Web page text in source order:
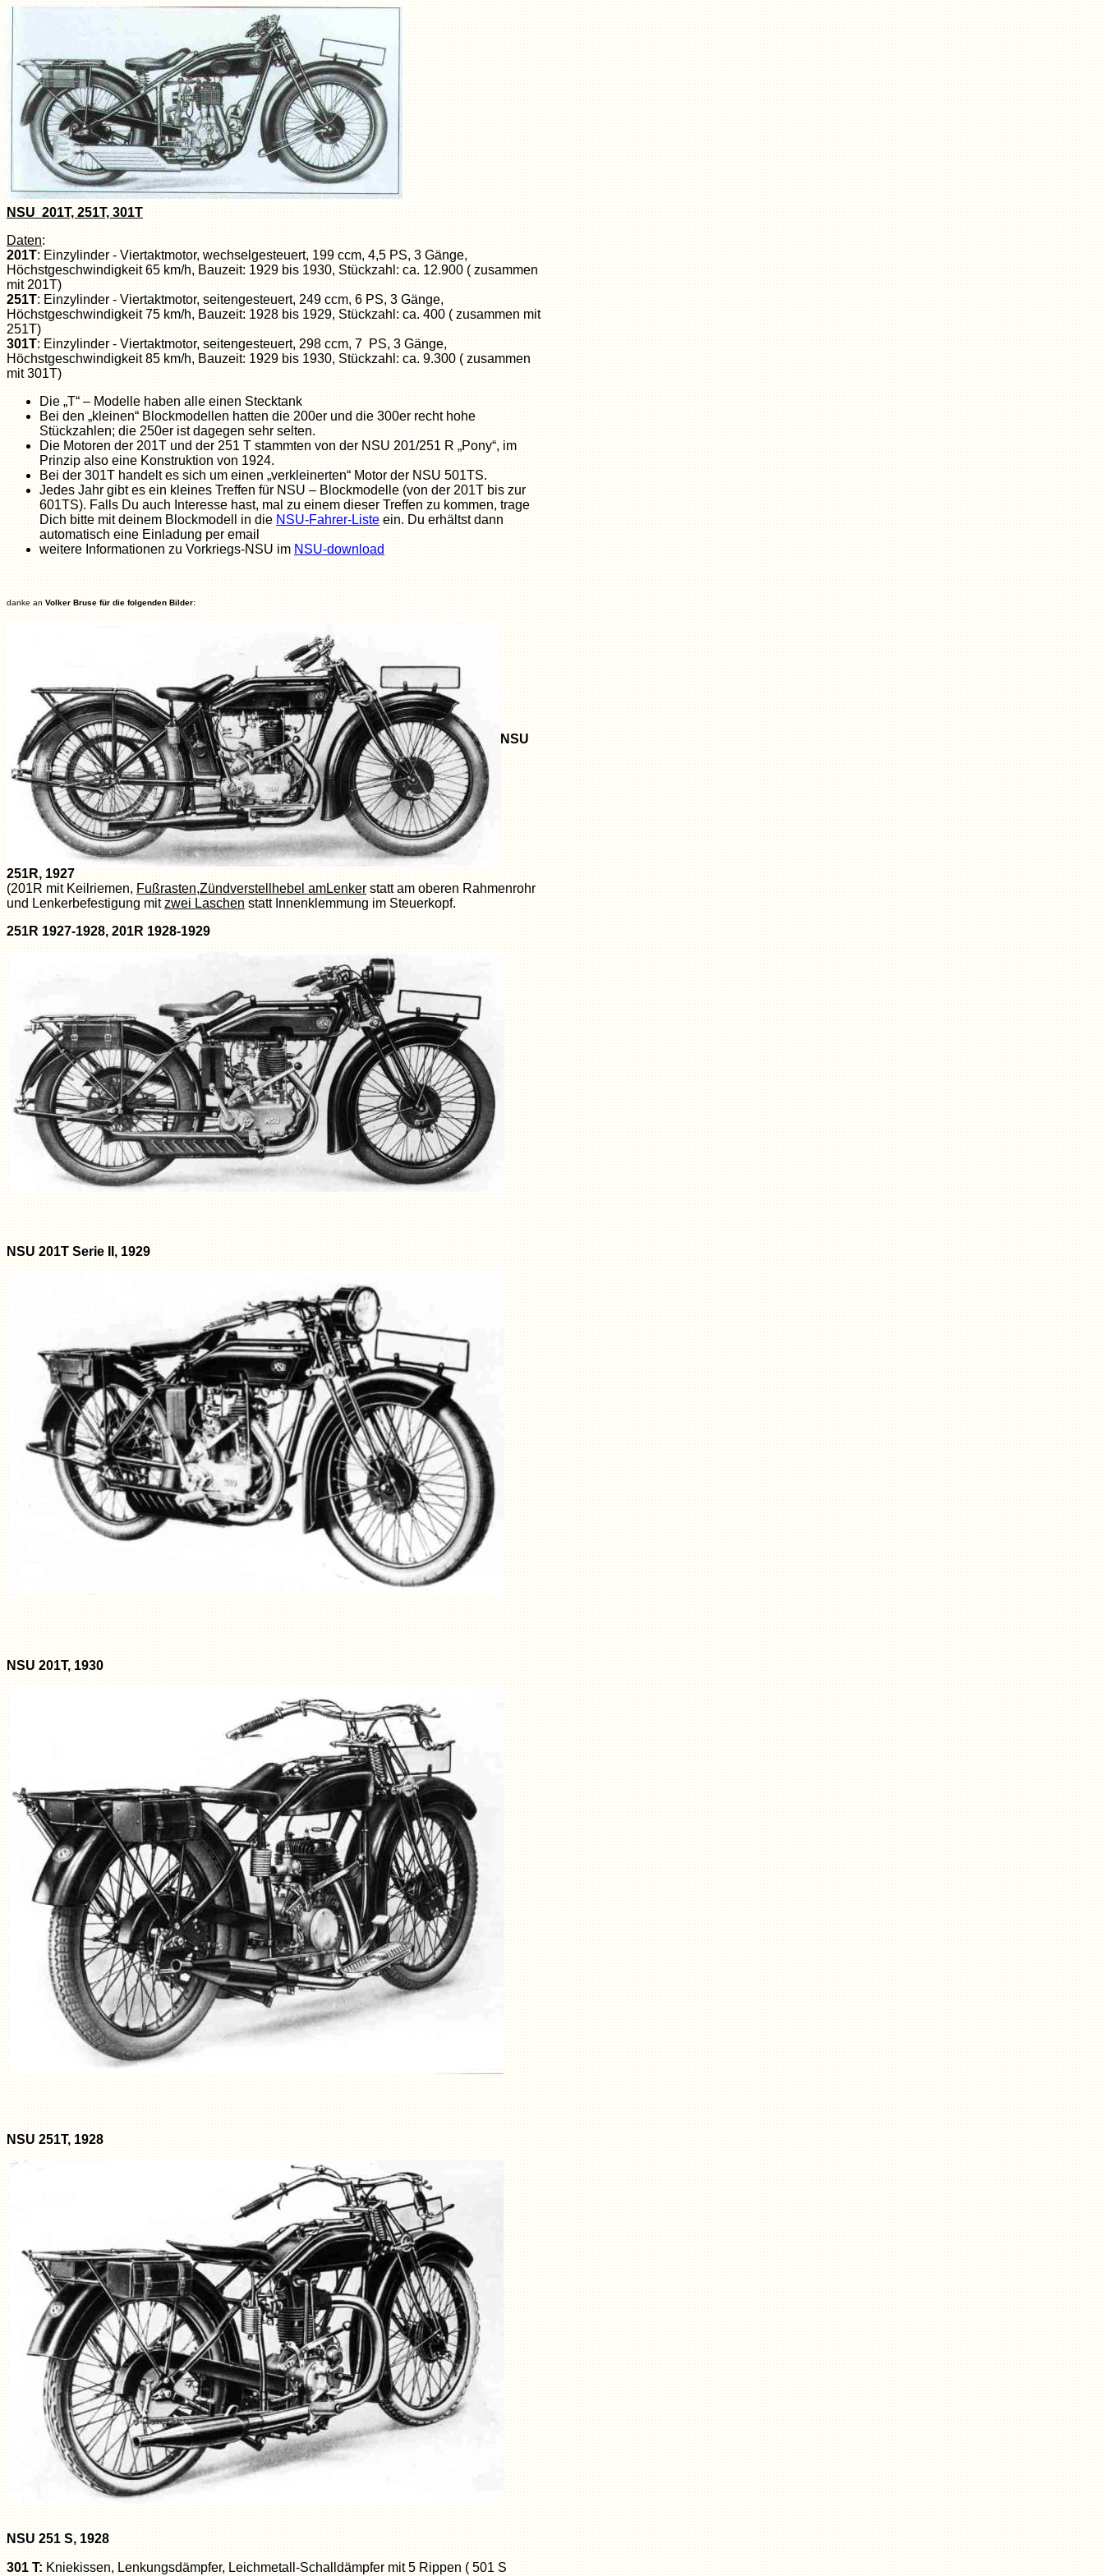
NSU 201T, 251T, 301T
Daten:
201T: Einzylinder - Viertaktmotor, wechselgesteuert, 199 ccm, 4,5 PS, 3 Gänge,
Höchstgeschwindigkeit 65 km/h, Bauzeit: 1929 bis 1930, Stückzahl: ca. 12.900 ( zusammen
mit 201T)
251T: Einzylinder - Viertaktmotor, seitengesteuert, 249 ccm, 6 PS, 3 Gänge,
Höchstgeschwindigkeit 75 km/h, Bauzeit: 1928 bis 1929, Stückzahl: ca. 400 ( zusammen mit
251T)
301T: Einzylinder - Viertaktmotor, seitengesteuert, 298 ccm, 7 PS, 3 Gänge,
Höchstgeschwindigkeit 85 km/h, Bauzeit: 1929 bis 1930, Stückzahl: ca. 9.300 ( zusammen
mit 301T)
Die „T“ – Modelle haben alle einen Stecktank
Bei den „kleinen“ Blockmodellen hatten die 200er und die 300er recht hohe
Stückzahlen; die 250er ist dagegen sehr selten.
Die Motoren der 201T und der 251 T stammten von der NSU 201/251 R „Pony“, im
Prinzip also eine Konstruktion von 1924.
Bei der 301T handelt es sich um einen „verkleinerten“ Motor der NSU 501TS.
Jedes Jahr gibt es ein kleines Treffen für NSU – Blockmodelle (von der 201T bis zur
601TS). Falls Du auch Interesse hast, mal zu einem dieser Treffen zu kommen, trage
Dich bitte mit deinem Blockmodell in dieNSU-Fahrer-Listeein. Du erhältst dann
automatisch eine Einladung per email
weitere Informationen zu Vorkriegs-NSU imNSU-download
danke anVolker Bruse für die folgenden Bilder:
NSU
251R, 1927
(201R mit Keilriemen,Fußrasten,Zündverstellhebel amLenkerstatt am oberen Rahmenrohr
und Lenkerbefestigung mitzwei Laschenstatt Innenklemmung im Steuerkopf.
251R 1927-1928, 201R 1928-1929
NSU 201T Serie II, 1929
NSU 201T, 1930
NSU 251T, 1928
NSU 251 S, 1928
301 T:Kniekissen, Lenkungsdämpfer, Leichmetall-Schalldämpfer mit 5 Rippen ( 501 S